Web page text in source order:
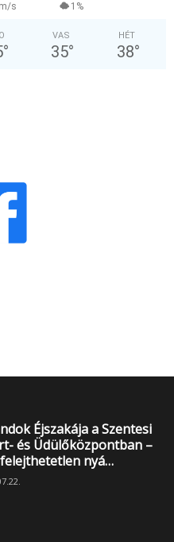
s 1%
°
VAS
35°
HÉT
38°
Éjszakája a Szentesi
és Üdülőközpontban –
nyá…